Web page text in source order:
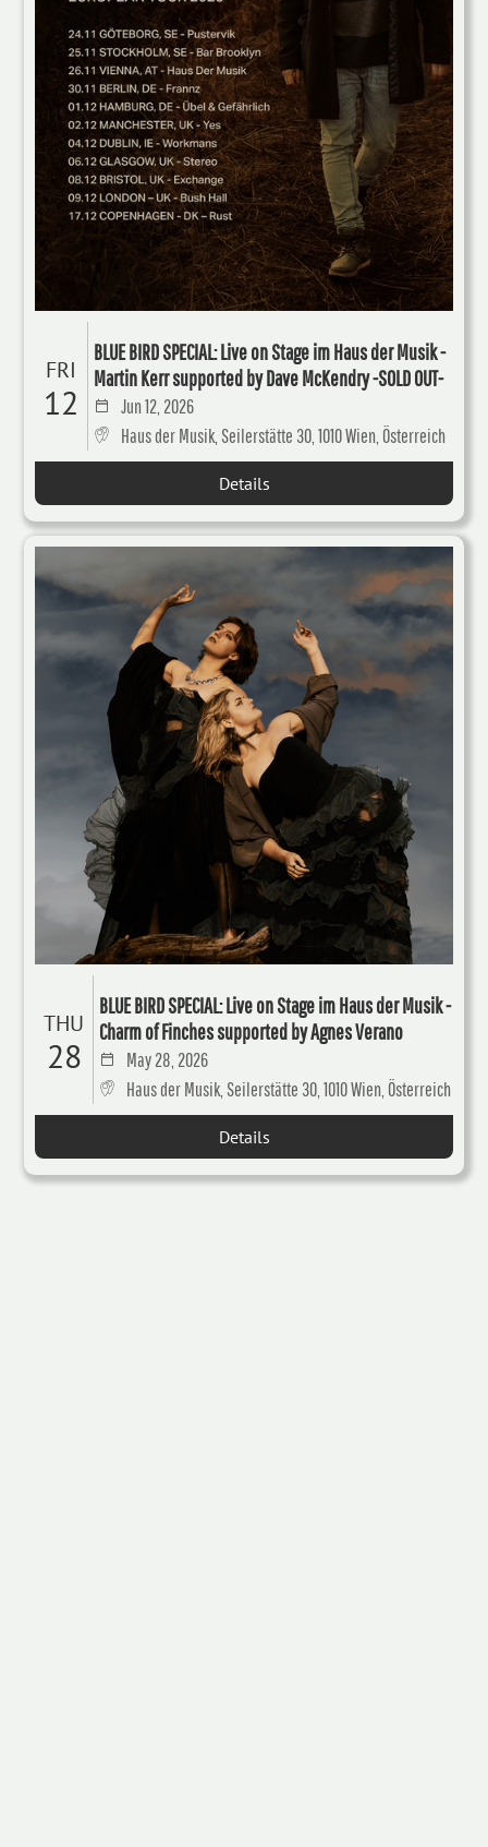
FRI
12
BLUE BIRD SPECIAL: Live on Stage im Haus der Musik -
Martin Kerr supported by Dave McKendry -SOLD OUT-
Jun 12, 2026
Haus der Musik, Seilerstätte 30, 1010 Wien, Österreich
Details
THU
28
BLUE BIRD SPECIAL: Live on Stage im Haus der Musik -
Charm of Finches supported by Agnes Verano
May 28, 2026
Haus der Musik, Seilerstätte 30, 1010 Wien, Österreich
Details